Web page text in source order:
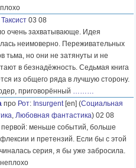
Таксист 03 08
очень захватывающе. Идея
неимоверно. Переживательных
тьма, но они не затянуты и не
в безнадёжность. Седьмая книга
из общего ряда в лучшую сторону.
приговорённый ………
про Рот: Insurgent[en] (Социальная
, Любовная фантастика) 02 08
первой: меньше событий, больше
и претензий. Если бы с этой
серия, я бы уже забросила.